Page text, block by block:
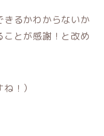
きるかわからないか
とが感謝！と改め
！）